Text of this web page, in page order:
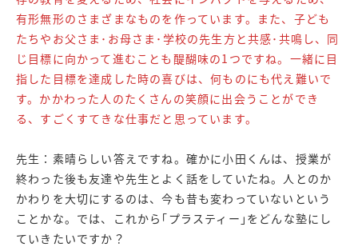
有形無形のさまざまなものを作っています。また、子ども
たちやお父さま･お母さま･学校の先生方と共感･共鳴し、同
じ目標に向かって進むことも醍醐味の1つですね。一緒に目
指した目標を達成した時の喜びは、何ものにも代え難いで
す。かかわった人のたくさんの笑顔に出会うことができ
る、すごくすてきな仕事だと思っています。
先生：素晴らしい答えですね。確かに小田くんは、授業が
終わった後も友達や先生とよく話をしていたね。人とのか
かわりを大切にするのは、今も昔も変わっていないという
ことかな。では、これから｢プラスティー｣をどんな塾にし
ていきたいですか？